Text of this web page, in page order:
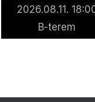
2026.08.11.
B-terem